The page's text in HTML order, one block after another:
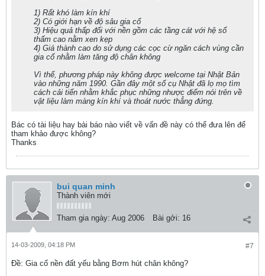
1) Rất khó làm kín khí
2) Có giới hạn về độ sâu gia cố
3) Hiệu quả thấp đối với nền gồm các tầng cát với hệ số
thấm cao nằm xen kẹp
4) Giá thành cao do sử dụng các cọc cừ ngăn cách vùng cần
gia cố nhằm làm tăng độ chân không
Vì thế, phương pháp này không được welcome tại Nhật Bản
vào những năm 1990. Gần đây một số cụ Nhật đã lọ mọ tìm
cách cải tiến nhằm khắc phục những nhược điểm nói trên về
vật liệu làm màng kín khí và thoát nước thẳng đứng.
Bác có tài liệu hay bài báo nào viết về vấn đề này có thể đưa lên để
tham khảo được không?
Thanks
bui quan minh
Thành viên mới
Tham gia ngày: Aug 2006 Bài gởi: 16
#7
14-03-2009, 04:18 PM
Ðề: Gia cố nền đất yếu bằng Bơm hút chân không?